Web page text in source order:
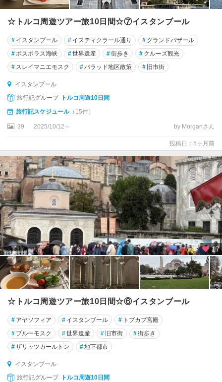
ル
エ
デ
ィ
ル
ネ
エ
フ
ェ
遺
周
辺
エ
ル
ズ
ル
ム
カ
イ
セ
リ
カ
ュ
カ
ル
ス
☆トルコ周遊ツアー旅10日間☆⑦イスタンブール
# イスタンブール # イスティクラール通り # グランドバザール
# ボスポラス海峡 #世界遺産 #街歩き # クルーズ観光
# スレイマニエモスク #バラッド地区散策 # 旧市街
イスタンブール
旅行記グループ
トルコ周遊10日間
旅行記スケジュール（15件）
39 2025/10/12～ by Morganさん
投稿日：5ヶ月前
17
☆トルコ周遊ツアー旅10日間☆⑥イスタンブール
# アヤソフィア # イスタンブール # トプカプ宮殿
# ブルーモスク #世界遺産 # 旧市街 #街歩き
#ザリッツカールトン #地下都市
イスタンブール
旅行記グループ
トルコ周遊10日間